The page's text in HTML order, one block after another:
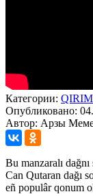
Категории:
Опубликовано:
Автор: Арзы
Bu manzaralı
Can Qutaran dağı
eñ populâr qonum